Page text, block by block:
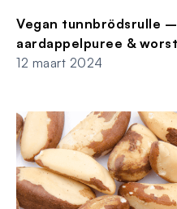
Vegan tunnbrödsrulle
aardappelpuree &
12 maart 2024